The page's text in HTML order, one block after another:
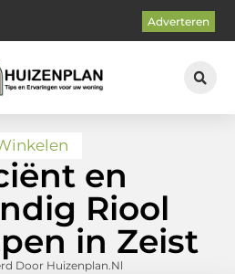
Adverteren
en
Riool
in Zeist
Door Huizenplan.nl